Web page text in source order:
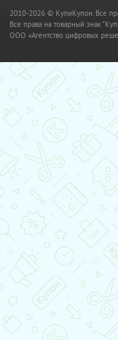
2010-2026 © КупиКупон. Все
Все права на товарный знак
OOO «Агентство цифровых